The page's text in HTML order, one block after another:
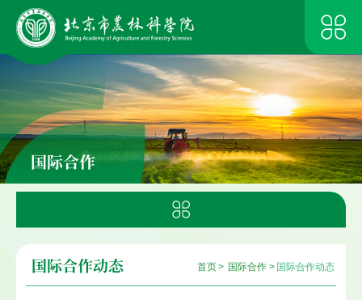
国际合作
首页> 国际合作 > 国际合作动态
国际合作动态